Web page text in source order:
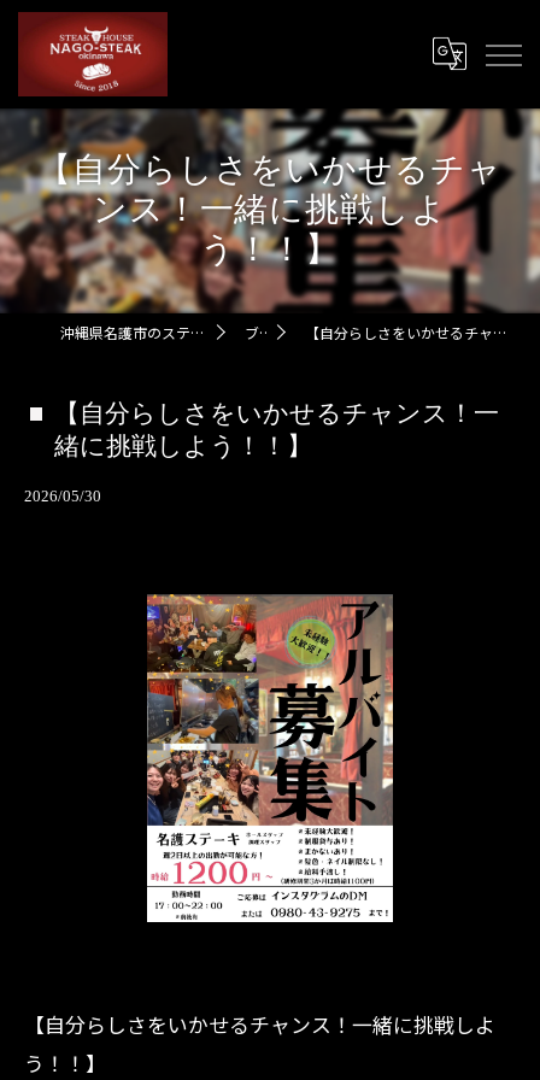
【自分らしさをいかせるチャ
ンス！一緒に挑戦しよ
う！！】
沖縄県名護市のステーキなら名護ステーキ ブログ 【自分らしさをいかせるチャンス！一緒に挑戦しよう！！】
【自分らしさをいかせるチャンス！一
緒に挑戦しよう！！】
2026/05/30
【自分らしさをいかせるチャンス！一緒に挑戦しよ
う！！】